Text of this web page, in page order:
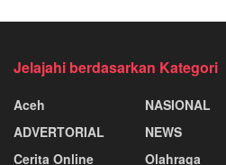
Jelajahi berdasarkan Kategori
Aceh
ADVERTORIAL
Cerita Online
NASIONAL
NEWS
Olahraga